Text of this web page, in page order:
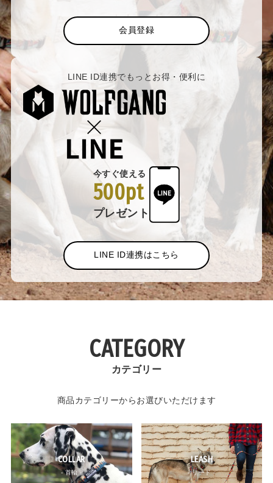
会員登録
LINE ID連携でもっとお得・便利に
今すぐ使える
500pt
プレゼント
LINE ID連携はこちら
CATEGORY
カテゴリー
商品カテゴリーからお選びいただけます
COLLAR
- 首輪 -
LEASH
- リード -